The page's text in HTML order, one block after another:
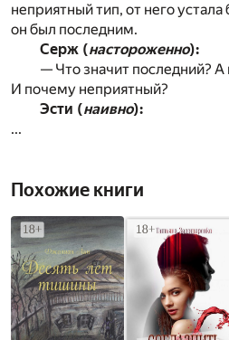
неприятный тип, от него
он был последним.
Серж (настороженно):
— Что значит последний? А
И почему неприятный?
Эсти (наивно):
...
Похожие книги